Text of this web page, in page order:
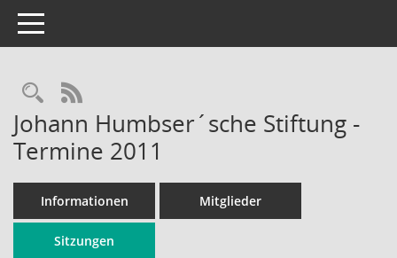
Toggle navigation
Rechercheauswahl
RSS-Feed
Johann Humbser´sche Stiftung -
Termine 2011
Informationen Mitglieder
Sitzungen